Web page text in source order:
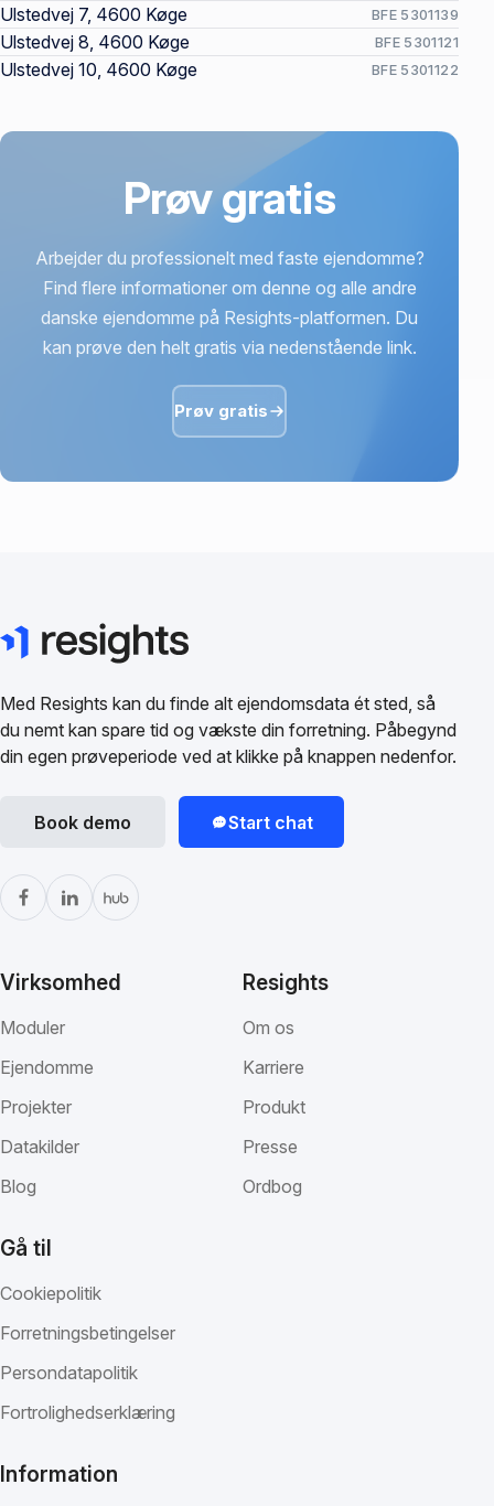
Ulstedvej 7, 4600 Køge BFE 5301139
Ulstedvej 8, 4600 Køge BFE 5301121
Ulstedvej 10, 4600 Køge BFE 5301122
Prøv gratis
Arbejder du professionelt med faste ejendomme?
Find flere informationer om denne og alle andre
danske ejendomme på Resights-platformen. Du
kan prøve den helt gratis via nedenstående link.
Prøv gratis
Med Resights kan du finde alt ejendomsdata ét sted, så
du nemt kan spare tid og vækste din forretning. Påbegynd
din egen prøveperiode ved at klikke på knappen nedenfor.
Book demo Start chat
Virksomhed
Moduler
Ejendomme
Projekter
Datakilder
Blog
Resights
Om os
Karriere
Produkt
Presse
Ordbog
Gå til
Cookiepolitik
Forretningsbetingelser
Persondatapolitik
Fortrolighedserklæring
Information